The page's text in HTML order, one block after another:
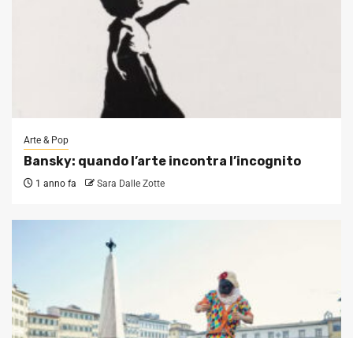
Arte & Pop
Bansky: quando l’arte incontra l’incognito
1 anno fa Sara Dalle Zotte